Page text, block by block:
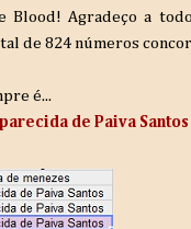
Agradeço a
de 824 números
é...
de Paiva Santos